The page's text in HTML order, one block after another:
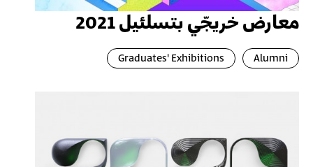
معارض خريجّي بتسلئيل 2021
Alumni
Graduates' Exhibitions